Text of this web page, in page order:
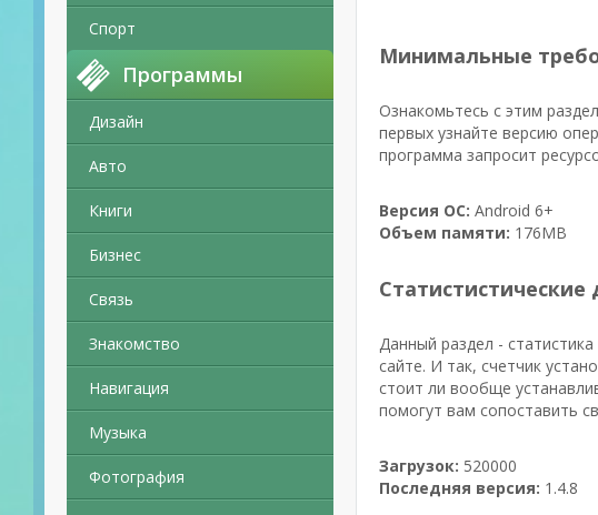
Спорт
Программы
Дизайн
Авто
Книги
Бизнес
Связь
Знакомство
Навигация
Музыка
Фотография
Минимальные
Ознакомьтесь с этим
первых узнайте версию
программа запросит
Версия ОС: Android 6+
Объем памяти: 176MB
Статистистические
Данный раздел -
сайте. И так, счетчик
стоит ли вообще
помогут вам сопоставить
Загрузок: 520000
Последняя версия: 1.4.8